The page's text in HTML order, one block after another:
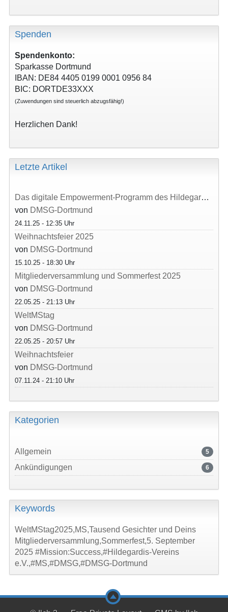
Spenden
Spendenkonto:
Sparkasse Dortmund
IBAN: DE84 4405 0199 0001 0956 84
BIC: DORTDE33XXX
(Zuwendungen sind steuerlich abzugsfähig!)
Herzlichen Dank!
Letzte Artikel
Das digitale Empowerment-Programm des Hildegardis-Vereins e.V.
von DMSG-Dortmund
24.11.25 - 12:35 Uhr
Weihnachtsfeier 2025
von DMSG-Dortmund
15.10.25 - 18:30 Uhr
Mitgliederversammlung und Sommerfest 2025
von DMSG-Dortmund
22.05.25 - 21:13 Uhr
WeltMStag
von DMSG-Dortmund
22.05.25 - 20:57 Uhr
Weihnachtsfeier
von DMSG-Dortmund
07.11.24 - 21:10 Uhr
Kategorien
Allgemein 5
Ankündigungen 6
Keywords
WeltMStag2025,MS,Tausend Gesichter und Deins
Mitgliederversammlung,Sommerfest,5. September
2025 #Mission:Success,#Hildegardis-Vereins
e.V.,#MS,#DMSG,#DMSG-Dortmund